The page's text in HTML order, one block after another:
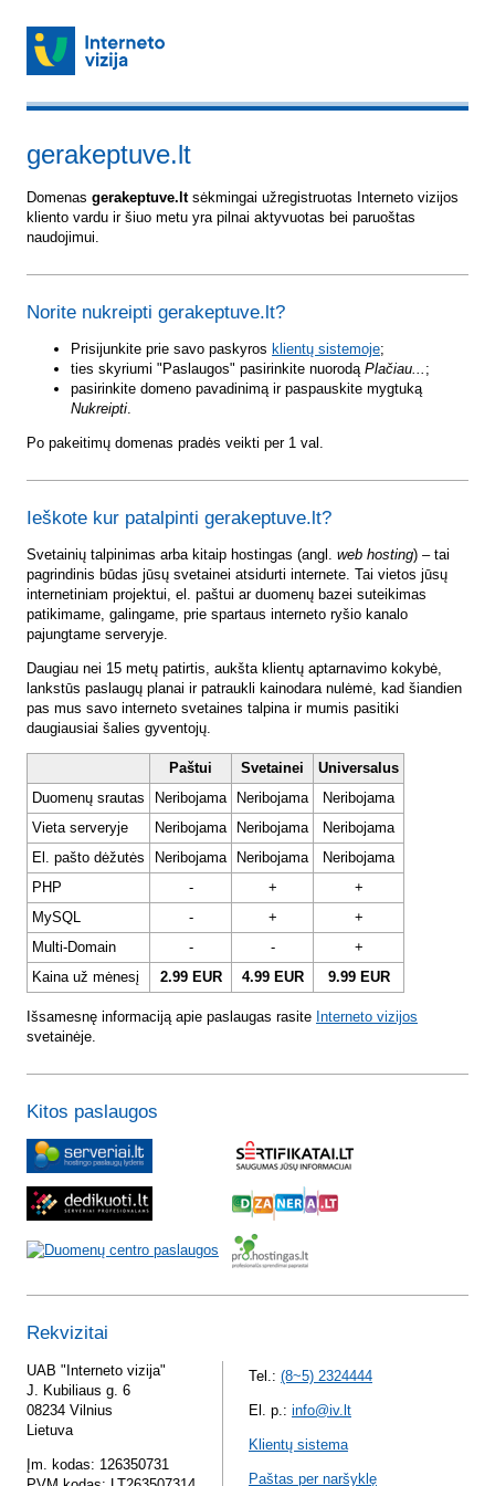
gerakeptuve.lt
Domenas gerakeptuve.ltsėkmingai užregistruotas Interneto vizijos
kliento vardu ir šiuo metu yra pilnai aktyvuotas bei paruoštas
naudojimui.
Norite nukreipti gerakeptuve.lt?
Prisijunkite prie savo paskyros klientų sistemoje;
ties skyriumi "Paslaugos" pasirinkite nuorodą Plačiau... ;
pasirinkite domeno pavadinimą ir paspauskite mygtuką
Nukreipti.
Po pakeitimų domenas pradės veikti per 1 val.
Ieškote kur patalpinti gerakeptuve.lt?
Svetainių talpinimas arba kitaip hostingas (angl. web hosting) – tai
pagrindinis būdas jūsų svetainei atsidurti internete. Tai vietos jūsų
internetiniam projektui, el. paštui ar duomenų bazei suteikimas
patikimame, galingame, prie spartaus interneto ryšio kanalo
pajungtame serveryje.
Daugiau nei 15 metų patirtis, aukšta klientų aptarnavimo kokybė,
lankstūs paslaugų planai ir patraukli kainodara nulėmė, kad šiandien
pas mus savo interneto svetaines talpina ir mumis pasitiki
daugiausiai šalies gyventojų.
Paštui Svetainei
Universalus
Duomenų srautas
Neribojama Neribojama
Neribojama
Vieta serveryje
Neribojama Neribojama
Neribojama
El. pašto dėžutės
Neribojama Neribojama
Neribojama
PHP
- +
+
MySQL
- +
+
Multi-Domain
- -
+
Kaina už mėnesį
2.99 EUR 4.99 EUR 9.99 EUR
Išsamesnę informaciją apie paslaugas rasite Interneto vizijos
svetainėje.
Kitos paslaugos
Rekvizitai
UAB "Interneto vizija"
J. Kubiliaus g. 6
08234 Vilnius
Lietuva
Įm. kodas: 126350731
Tel.: (8~5) 2324444
El. p.: info@iv.lt
Klientų sistema
Paštas per naršyklę